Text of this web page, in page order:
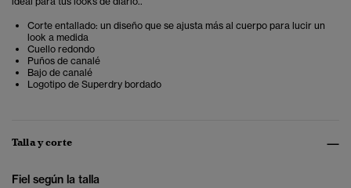
Corte entallado: un diseño que se ajusta más al cuerpo para lucir un
look a medida
Cuello redondo
Puños de canalé
Bajo de canalé
Logotipo de Superdry bordado
Talla y corte
Fiel según la talla